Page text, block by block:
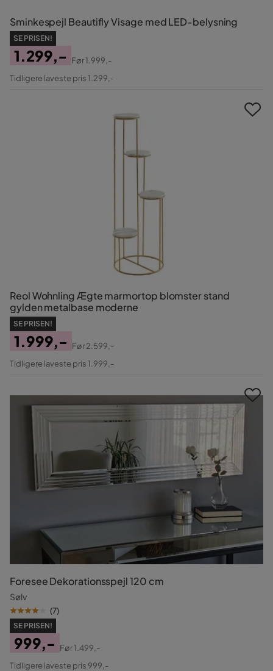
Sminkespejl Beautifly Visage med LED-belysning
SE PRISEN!
Pris
1.299,-
Original
Før1.999,-
Tidligere laveste pris 1.299,-
Reol Wohnling Ægte marmortop blomster stand
gylden metalbase moderne
SE PRISEN!
Pris
1.999,-
Original
Før2.599,-
Tidligere laveste pris 1.999,-
Foresee Dekorationsspejl 120 cm
Sølv
(7)
SE PRISEN!
Pris
999,-
Original
Før1.499,-
Tidligere laveste pris 999,-